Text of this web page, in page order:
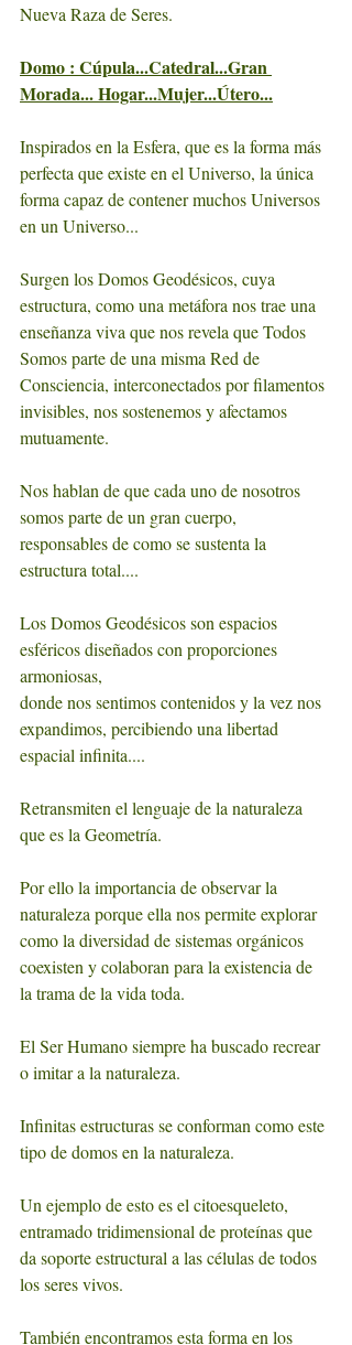
Nueva Raza de Seres.
Domo : Cúpula...Catedral...Gran
Morada... Hogar...Mujer...Útero...
Inspirados en la Esfera, que es la forma más
perfecta que existe en el Universo, la única
forma capaz de contener muchos Universos
en un Universo...
Surgen los Domos Geodésicos, cuya
estructura, como una metáfora nos trae una
enseñanza viva que nos revela que Todos
Somos parte de una misma Red de
Consciencia, interconectados por filamentos
invisibles, nos sostenemos y afectamos
mutuamente.
Nos hablan de que cada uno de nosotros
somos parte de un gran cuerpo,
responsables de como se sustenta la
estructura total....
Los Domos Geodésicos son espacios
esféricos diseñados con proporciones
armoniosas,
donde nos sentimos contenidos y la vez nos
expandimos, percibiendo una libertad
espacial infinita....
Retransmiten el lenguaje de la naturaleza
que es la Geometría.
Por ello la importancia de observar la
naturaleza porque ella nos permite explorar
como la diversidad de sistemas orgánicos
coexisten y colaboran para la existencia de
la trama de la vida toda.
El Ser Humano siempre ha buscado recrear
o imitar a la naturaleza.
Infinitas estructuras se conforman como este
tipo de domos en la naturaleza.
Un ejemplo de esto es el citoesqueleto,
entramado tridimensional de proteínas que
da soporte estructural a las células de todos
los seres vivos.
También encontramos esta forma en los